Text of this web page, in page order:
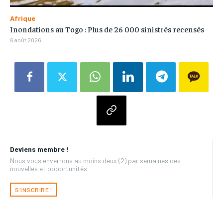
Deviens membre !
Nous vous enverrons au moins deux (2) par semaines des
nouvelles et opportunités
S'INSCRIRE !
Afrique
Inondations au Togo : Plus de 26 000 sinistrés recensés
6 août 2026